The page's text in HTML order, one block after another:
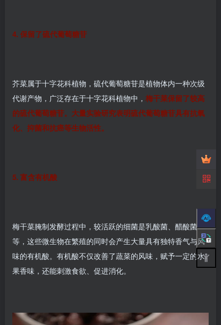
4. 保留了硫代葡萄糖苷
芥菜属于十字花科植物，硫代葡萄糖苷是植物体内一种次级
代谢产物，广泛存在于十字花科植物中， 梅干菜保留了较高
的硫代葡萄糖苷。大量实验研究表明硫代葡萄糖苷具有抗氧
化、抑菌和抗癌等生物活性。
5. 富含有机酸
梅干菜腌制发酵过程中，较活跃的细菌是乳酸菌、醋酸菌
等，这些微生物在繁殖的同时会产生大量具有独特香气与风
味的有机酸。有机酸不仅改善了蔬菜的风味，赋予一定的水
果香味，还能刺激食欲、促进消化。